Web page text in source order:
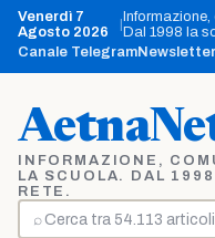
Vai
contenuto
Venerdì 7
Agosto 2026
Dal 1998 la
Canale TelegramNewsletter
INFORMAZIONE,
LA SCUOLA. DAL
RETE.
⌕
Cerca